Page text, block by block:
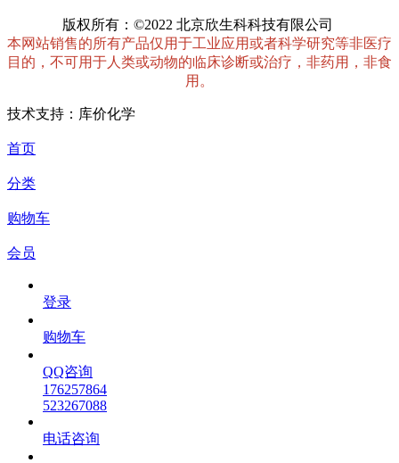
版权所有：©2022 北京欣生科科技有限公司
本网站销售的所有产品仅用于工业应用或者科学研究等非医疗
目的，不可用于人类或动物的临床诊断或治疗，非药用，非食
用。
技术支持：库价化学
首页
分类
购物车
会员
登录
购物车
QQ咨询
176257864
523267088
电话咨询